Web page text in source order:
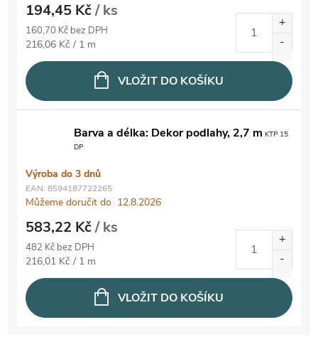
194,45 Kč/ ks
160,70 Kč bez DPH
Měrná cena:
216,06 Kč / 1 m
VLOŽIT DO KOŠÍKU
Barva a délka: Dekor podlahy, 2,7 m KTP 15
DP
Výroba do 3 dnů
EAN: 8594187722265
Můžeme doručit do 12.8.2026
583,22 Kč/ ks
482 Kč bez DPH
Měrná cena:
216,01 Kč / 1 m
VLOŽIT DO KOŠÍKU